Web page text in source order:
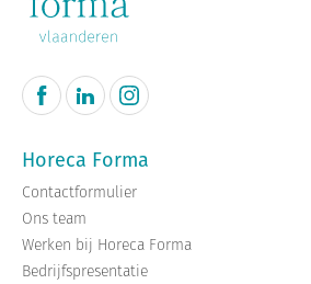
Horeca Forma
Contactformulier
Ons team
Werken bij Horeca Forma
Bedrijfspresentatie